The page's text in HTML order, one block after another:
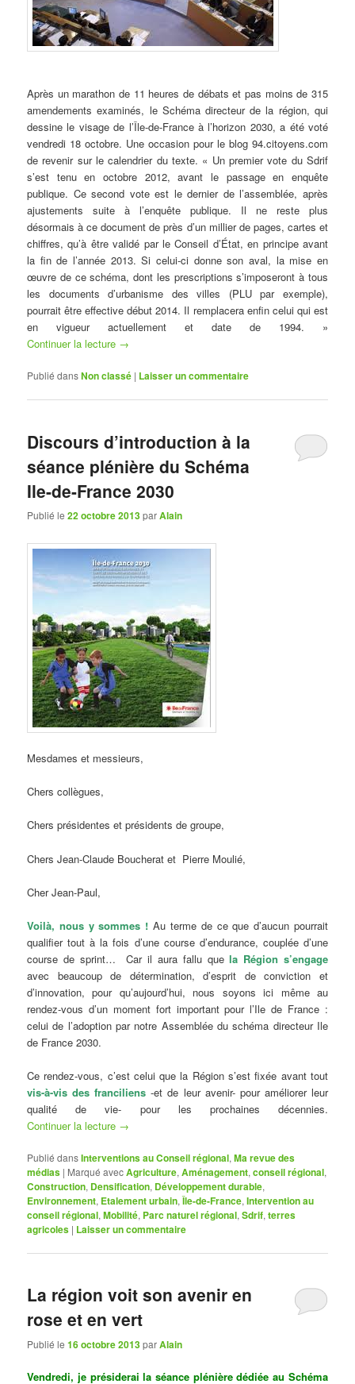
Après un marathon de 11 heures de débats et pas moins de 315
amendements examinés, le Schéma directeur de la région, qui
dessine le visage de l’Île-de-France à l’horizon 2030, a été voté
vendredi 18 octobre. Une occasion pour le blog 94.citoyens.com
de revenir sur le calendrier du texte. « Un premier vote du Sdrif
s’est tenu en octobre 2012, avant le passage en enquête
publique. Ce second vote est le dernier de l’assemblée, après
ajustements suite à l’enquête publique. Il ne reste plus
désormais à ce document de près d’un millier de pages, cartes et
chiffres, qu’à être validé par le Conseil d’État, en principe avant
la fin de l’année 2013. Si celui-ci donne son aval, la mise en
œuvre de ce schéma, dont les prescriptions s’imposeront à tous
les documents d’urbanisme des villes (PLU par exemple),
pourrait être effective début 2014. Il remplacera enfin celui qui est
en vigueur actuellement et date de 1994. »
Continuer la lecture →
Publié dansNon classé | Laisser un commentaire
Discours d’introduction à la
séance plénière du Schéma
Ile-de-France 2030
Publié le22 octobre 2013parAlain
Mesdames et messieurs,
Chers collègues,
Chers présidentes et présidents de groupe,
Chers Jean-Claude Boucherat et Pierre Moulié,
Cher Jean-Paul,
Voilà, nous y sommes ! Au terme de ce que d’aucun pourrait
qualifier tout à la fois d’une course d’endurance, couplée d’une
course de sprint… Car il aura fallu quela Région s’engage
avec beaucoup de détermination, d’esprit de conviction et
d’innovation, pour qu’aujourd’hui, nous soyons ici même au
rendez-vous d’un moment fort important pour l’Ile de France :
celui de l’adoption par notre Assemblée du schéma directeur Ile
de France 2030.
Ce rendez-vous, c’est celui que la Région s’est fixée avant tout
vis-à-vis des franciliens -et de leur avenir- pour améliorer leur
qualité de vie- pour les prochaines décennies.
Continuer la lecture →
Publié dansInterventions au Conseil régional,Ma revue des
médias | Marqué avecAgriculture,Aménagement,conseil régional,
Construction, Densification, Développement durable,
Environnement, Etalement urbain,Île-de-France,Intervention au
conseil régional,Mobilité, Parc naturel régional,Sdrif,terres
agricoles | Laisser un commentaire
La région voit son avenir en
rose et en vert
Publié le16 octobre 2013parAlain
Vendredi, je présiderai la séance plénière dédiée au Schéma